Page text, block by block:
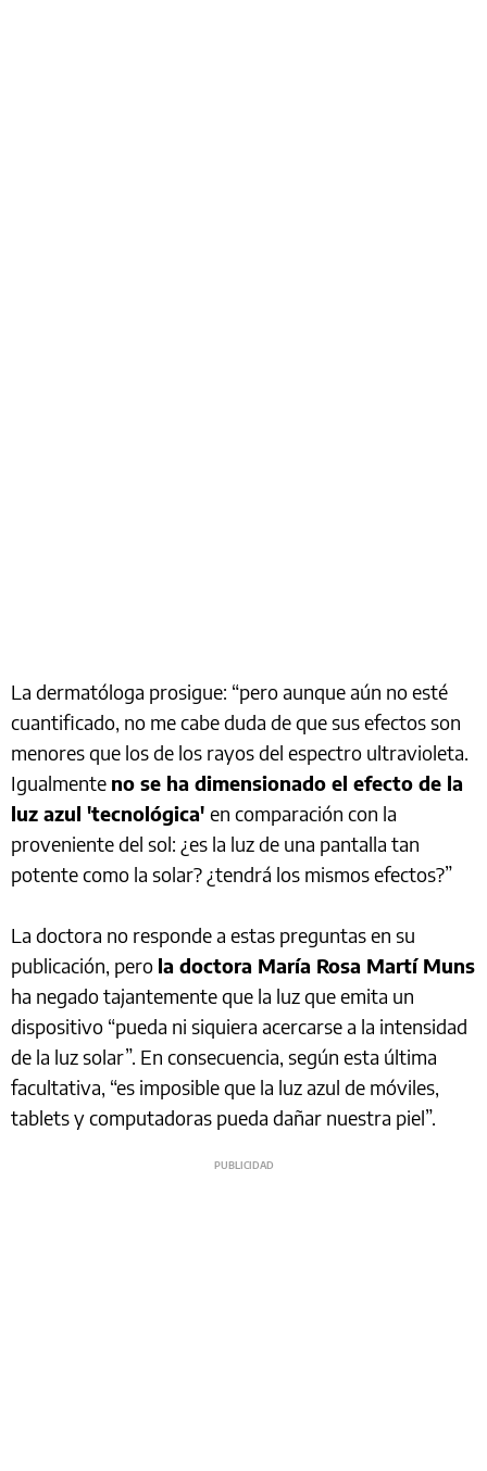
La dermatóloga prosigue: “pero aunque aún no esté
cuantificado, no me cabe duda de que sus efectos son
menores que los de los rayos del espectro ultravioleta.
Igualmente no se ha dimensionado el efecto de la
luz azul 'tecnológica' en comparación con la
proveniente del sol: ¿es la luz de una pantalla tan
potente como la solar? ¿tendrá los mismos efectos?”
La doctora no responde a estas preguntas en su
publicación, pero la doctora María Rosa Martí Muns
ha negado tajantemente que la luz que emita un
dispositivo “pueda ni siquiera acercarse a la intensidad
de la luz solar”. En consecuencia, según esta última
facultativa, “es imposible que la luz azul de móviles,
tablets y computadoras pueda dañar nuestra piel”.